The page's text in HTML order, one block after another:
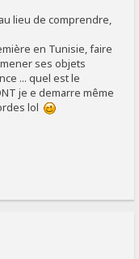
lieu de comprendre,
en Tunisie, faire
ses objets
... quel est le
je e demarre même
lol